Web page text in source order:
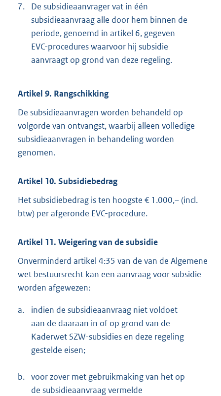
7.
De subsidieaanvrager vat in één
subsidieaanvraag alle door hem binnen de
periode, genoemd in artikel 6, gegeven
EVC-procedures waarvoor hij subsidie
aanvraagt op grond van deze regeling.
Artikel 9. Rangschikking
De subsidieaanvragen worden behandeld op
volgorde van ontvangst, waarbij alleen volledige
subsidieaanvragen in behandeling worden
genomen.
Artikel 10. Subsidiebedrag
Het subsidiebedrag is ten hoogste € 1.000,– (incl.
btw) per afgeronde EVC-procedure.
Artikel 11. Weigering van de subsidie
Onverminderd artikel 4:35 van de van de Algemene
wet bestuursrecht kan een aanvraag voor subsidie
worden afgewezen:
a.
indien de subsidieaanvraag niet voldoet
aan de daaraan in of op grond van de
Kaderwet SZW-subsidies en deze regeling
gestelde eisen;
b. voor zover met gebruikmaking van het op
de subsidieaanvraag vermelde